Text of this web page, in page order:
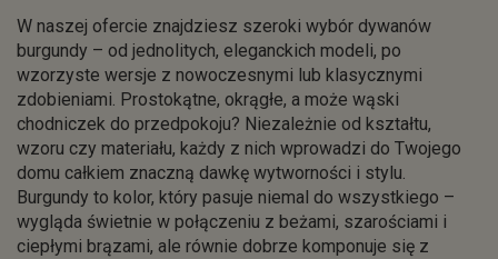
W naszej ofercie znajdziesz szeroki wybór dywanów
burgundy – od jednolitych, eleganckich modeli, po
wzorzyste wersje z nowoczesnymi lub klasycznymi
zdobieniami. Prostokątne, okrągłe, a może wąski
chodniczek do przedpokoju? Niezależnie od kształtu,
wzoru czy materiału, każdy z nich wprowadzi do Twojego
domu całkiem znaczną dawkę wytworności i stylu.
Burgundy to kolor, który pasuje niemal do wszystkiego –
wygląda świetnie w połączeniu z beżami, szarościami i
ciepłymi brązami, ale równie dobrze komponuje się z